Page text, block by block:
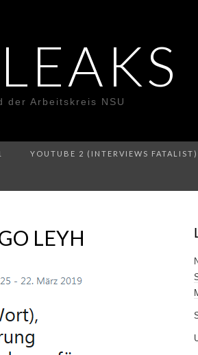
der Arbeitskreis NSU
YOUTUBE 2 (INTERVIEWS FATALIST)
LEYH